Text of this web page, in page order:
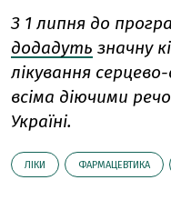
З 1 липня до
додадуть значну
лікування
всіма діючими
Україні.
ЛІКИ ФАРМАЦЕВТИКА